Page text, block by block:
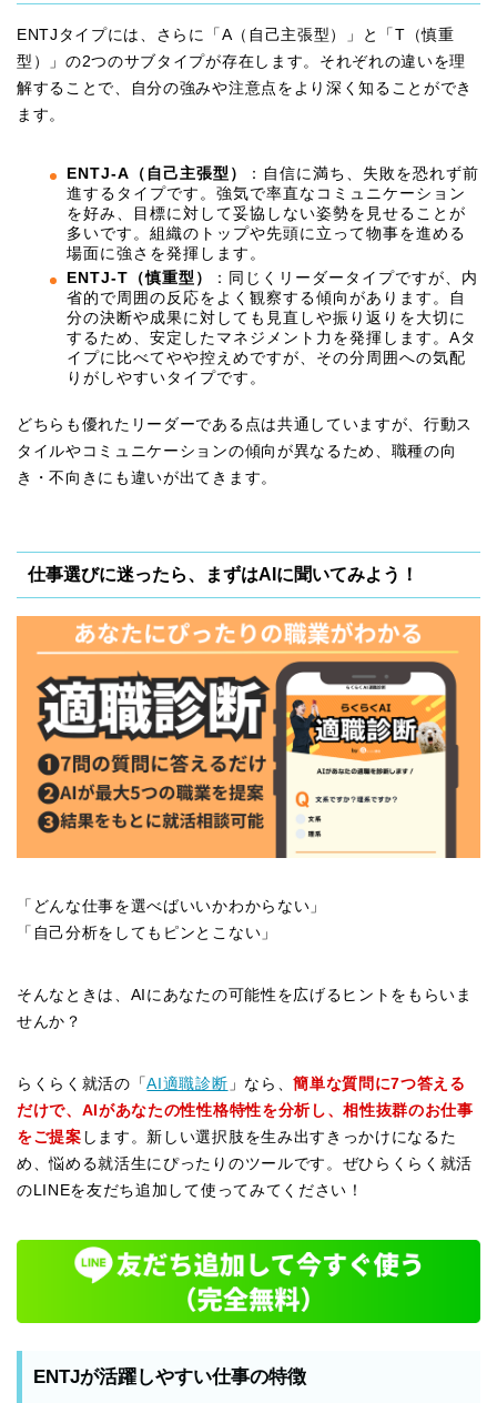
ENTJタイプには、さらに「A（自己主張型）」と「T（慎重
型）」の2つのサブタイプが存在します。それぞれの違いを理
解することで、自分の強みや注意点をより深く知ることができ
ます。
ENTJ-A（自己主張型）
：自信に満ち、失敗を恐れず前
進するタイプです。強気で率直なコミュニケーション
を好み、目標に対して妥協しない姿勢を見せることが
多いです。組織のトップや先頭に立って物事を進める
場面に強さを発揮します。
ENTJ-T（慎重型）
：同じくリーダータイプですが、内
省的で周囲の反応をよく観察する傾向があります。自
分の決断や成果に対しても見直しや振り返りを大切に
するため、安定したマネジメント力を発揮します。Aタ
イプに比べてやや控えめですが、その分周囲への気配
りがしやすいタイプです。
どちらも優れたリーダーである点は共通していますが、行動ス
タイルやコミュニケーションの傾向が異なるため、職種の向
き・不向きにも違いが出てきます。
仕事選びに迷ったら、まずはAIに聞いてみよう！
「どんな仕事を選べばいいかわからない」
「自己分析をしてもピンとこない」
そんなときは、AIにあなたの可能性を広げるヒントをもらいま
せんか？
らくらく就活の「AI適職診断 」なら、簡単な質問に7つ答える
だけで、AIがあなたの性性格特性を分析し、相性抜群のお仕事
をご提案 します。新しい選択肢を生み出すきっかけになるた
め、悩める就活生にぴったりのツールです。ぜひらくらく就活
のLINEを友だち追加して使ってみてください！
ENTJが活躍しやすい仕事の特徴